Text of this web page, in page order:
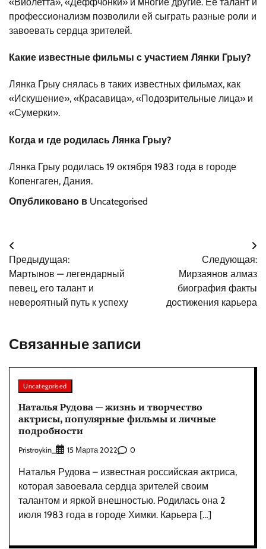
профессионализм позволили ей сыграть разные роли и
завоевать сердца зрителей.
Какие известные фильмы с участием Лянки Грыу?
Лянка Грыу снялась в таких известных фильмах, как
«Искушение», «Красавица», «Подозрительные лица» и
«Сумерки».
Когда и где родилась Лянка Грыу?
Лянка Грыу родилась 19 октября 1983 года в городе
Копенгаген, Дания.
Опубликовано в Uncategorised
Навигация
по
записям
Предыдущая:
Мартынов — легендарный
певец, его талант и
невероятный путь к успеху
Следующая:
Мирзаянов алмаз
биография факты
достижения карьера
Связанные записи
Uncategorised
Наталья Рудова — жизнь и творчество
актрисы, популярные фильмы и личные
подробности
Pristroykin_ 15 Марта 2022 0
Наталья Рудова – известная российская актриса,
которая завоевала сердца зрителей своим
талантом и яркой внешностью. Родилась она 2
июля 1983 года в городе Химки. Карьера […]